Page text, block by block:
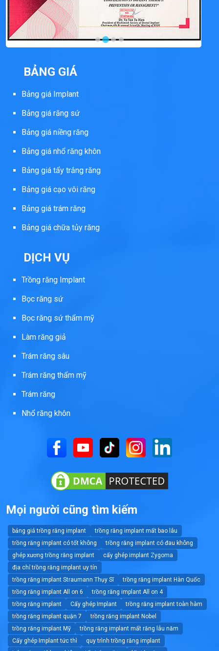
BẢNG GIÁ
Bảng giá Implant
Bảng giá răng sứ
Bảng giá niềng răng
Bảng giá nhổ răng khôn
Bảng giá tẩy trắng răng
Bảng giá cạo vôi răng
Bảng giá trám răng
Bảng giá chữa tủy răng
DỊCH VỤ
Trồng răng Implant
Bọc răng sứ
Bọc răng sứ thẩm mỹ
Làm răng giả
Trám răng sâu
Trám răng thẩm mỹ
Trám răng
Nhổ răng khôn
Mọi người cũng tìm kiếm
bảng giá trồng răng implant
trồng răng implant mất bao lâu
trồng răng implant có tốt không
trồng răng implant có đau không
ghép xương trồng răng implant
cấy ghép implant Zygoma
địa chỉ trồng răng implant uy tín
trồng răng implant Straumann Thụy Sĩ
trồng răng implant Hàn Quốc
trồng răng implant All on 6
trồng răng implant All on 4
trồng răng implant
Cấy ghép Implant
trồng răng implant toàn hàm
trồng răng implant quận 7
trồng răng implant Nobel
trồng răng implant Mỹ
trồng răng implant mất răng lâu năm
Cấy ghép Implant tức thì
quy trình trồng răng implant